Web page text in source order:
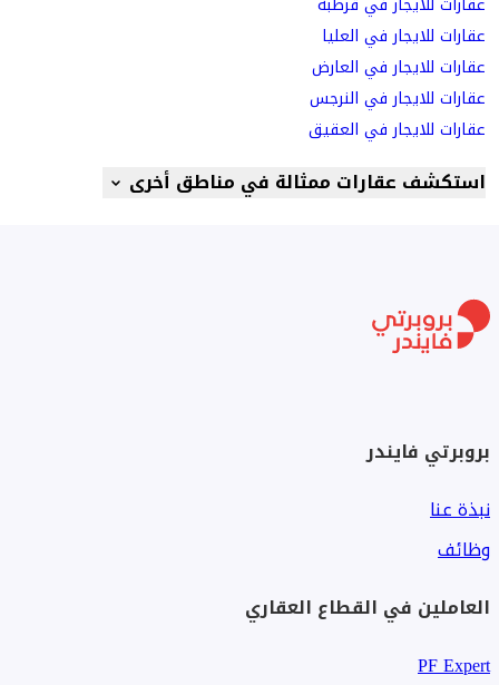
عقارات للايجار في العليا
عقارات للايجار في العارض
عقارات للايجار في النرجس
عقارات للايجار في العقيق
استكشف عقارات ممثالة في مناطق أخرى
بروبرتي فايندر
نبذة عنا
وظائف
العاملين في القطاع العقاري
PF Expert